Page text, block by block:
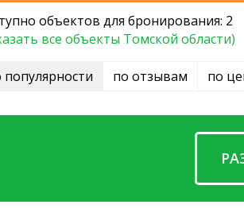
объектов для бронирования: 2
все объекты Томской области)
популярности по отзывам по